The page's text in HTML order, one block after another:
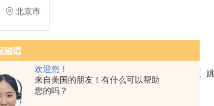
欢迎您！
来自美国的朋友！有什么可以帮助
您的吗？
北京市
共 1 条记录，当前 1 / 1 页 首页 上一页 下一页 末页